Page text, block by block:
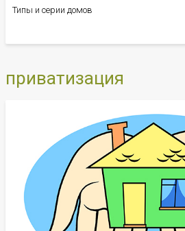
приватизация
Типы и серии домов